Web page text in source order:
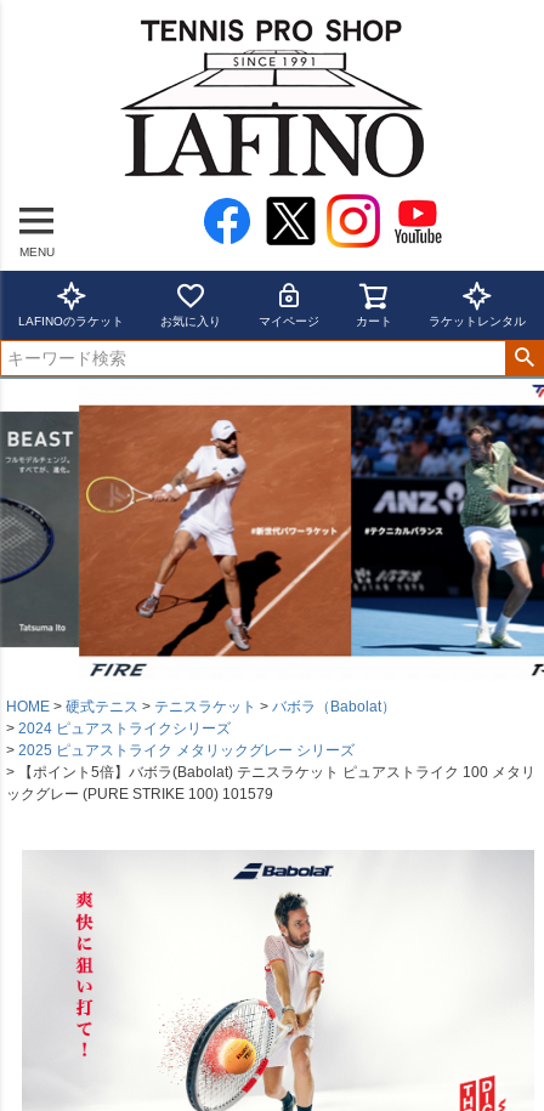
MENU
LAFINOのラケット お気に入り マイページ カート ラケットレンタル
HOME 硬式テニス テニスラケット
バボラ（Babolat）
2024 ピュアストライクシリーズ
2025 ピュアストライク メタリックグレー シリーズ
【ポイント5倍】バボラ(Babolat) テニスラケット ピュアストライク 100 メタリ
ックグレー (PURE STRIKE 100) 101579